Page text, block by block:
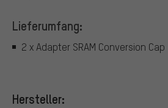
Lieferumfang:
2 x Adapter SRAM Conversion Cap
Hersteller: